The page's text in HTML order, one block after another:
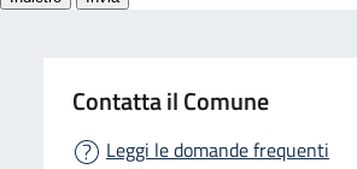
Contatta il Comune
Leggi le domande frequenti